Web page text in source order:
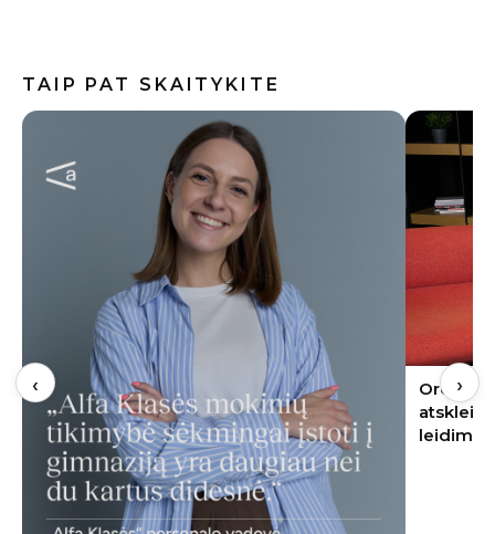
TAIP PAT SKAITYKITE
Oro kondicionierius bute: ekspertas
atskleidė, kur jį įrengti – nereikės nei
leidimo, nei kaimynų sutikimo
‹ ›